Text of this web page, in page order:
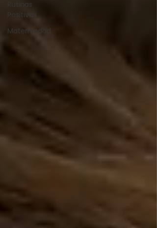
Rutinas
Positivas
Maternindad